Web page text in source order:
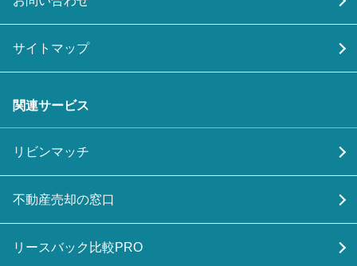
サイトマップ
関連サービス
リビンマッチ
不動産売却の窓口
リースバック比較PRO